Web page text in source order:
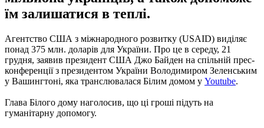
їм залишатися в теплі.
Агентство США з міжнародного розвитку (USAID) виділяє
понад 375 млн. доларів для України. Про це в середу, 21
грудня, заявив президент США Джо Байден на спільній прес-
конференції з президентом України Володимиром Зеленським
у Вашингтоні, яка транслювалася Білим домом у Youtube.
Глава Білого дому наголосив, що ці гроші підуть на
гуманітарну допомогу.